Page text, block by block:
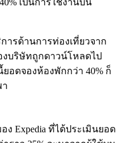
ารด้านการท่องเที่ยวจาก
งบริษัทถูกดาวน์โหลดไป
อดจองห้องพักกว่า 40% ก็
Expedia ที่ได้ประเมินยอด